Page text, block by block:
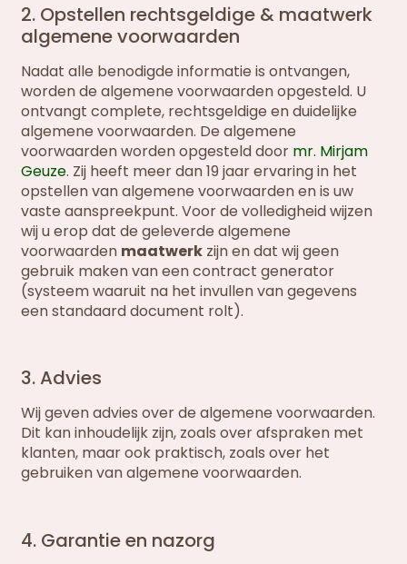
2. Opstellen rechtsgeldige & maatwerk
algemene voorwaarden
Nadat alle benodigde informatie is ontvangen,
worden de algemene voorwaarden opgesteld. U
ontvangt complete, rechtsgeldige en duidelijke
algemene voorwaarden. De algemene
voorwaarden worden opgesteld door mr. Mirjam
Geuze. Zij heeft meer dan 19 jaar ervaring in het
opstellen van algemene voorwaarden en is uw
vaste aanspreekpunt. Voor de volledigheid wijzen
wij u erop dat de geleverde algemene
voorwaarden maatwerk zijn en dat wij geen
gebruik maken van een contract generator
(systeem waaruit na het invullen van gegevens
een standaard document rolt).
3. Advies
Wij geven advies over de algemene voorwaarden.
Dit kan inhoudelijk zijn, zoals over afspraken met
klanten, maar ook praktisch, zoals over het
gebruiken van algemene voorwaarden.
4. Garantie en nazorg